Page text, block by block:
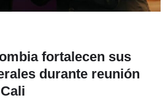
fortalecen sus
durante reunión